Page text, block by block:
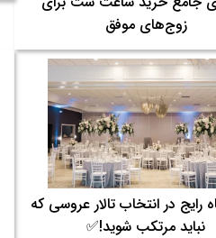
زوج‌های موفق
رایج در انتخاب تالار عروسی که
نباید مرتکب شوید!✅